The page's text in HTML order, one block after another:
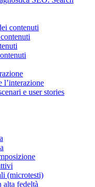
contenuti
l’interazione
e user stories
(microtesti)
alta fedeltà